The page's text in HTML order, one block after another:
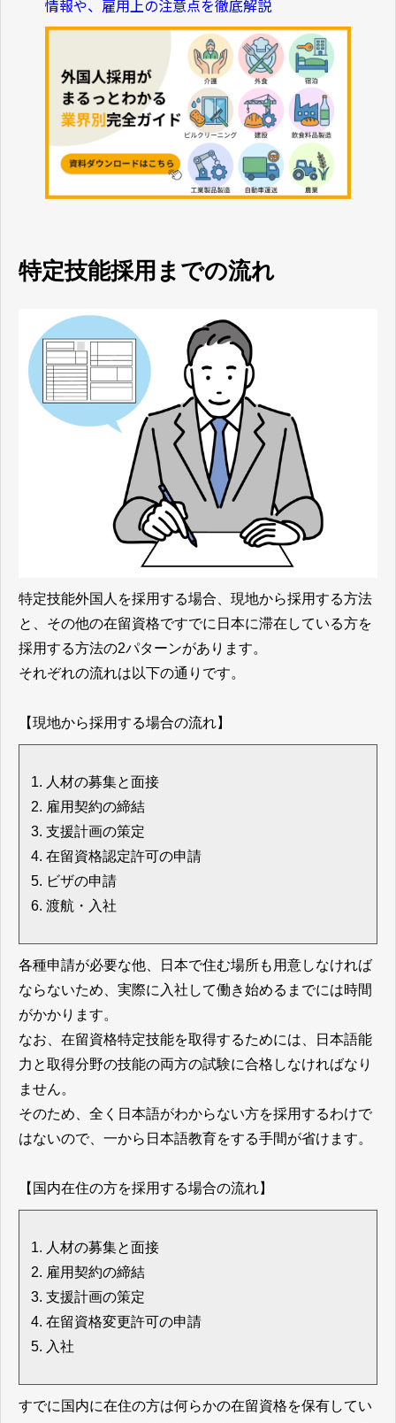
情報や、雇用上の注意点を徹底解説
特定技能採用までの流れ
特定技能外国人を採用する場合、現地から採用する方法
と、その他の在留資格ですでに日本に滞在している方を
採用する方法の2パターンがあります。
それぞれの流れは以下の通りです。
【現地から採用する場合の流れ】
人材の募集と面接
雇用契約の締結
支援計画の策定
在留資格認定許可の申請
ビザの申請
渡航・入社
各種申請が必要な他、日本で住む場所も用意しなければ
ならないため、実際に入社して働き始めるまでには時間
がかかります。
なお、在留資格特定技能を取得するためには、日本語能
力と取得分野の技能の両方の試験に合格しなければなり
ません。
そのため、全く日本語がわからない方を採用するわけで
はないので、一から日本語教育をする手間が省けます。
【国内在住の方を採用する場合の流れ】
人材の募集と面接
雇用契約の締結
支援計画の策定
在留資格変更許可の申請
入社
すでに国内に在住の方は何らかの在留資格を保有してい